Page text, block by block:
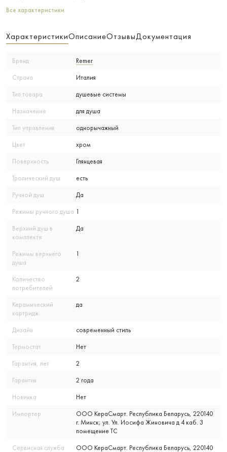
Все характеристики
ХарактеристикиОписаниеОтзывыДокументация
Бренд Remer
Страна Италия
Тип товара душевые системы
Назначение для душа
Тип управления однорычажный
Цвет хром
Поверхность Глянцевая
Тропический душ есть
Ручной душ Да
Режимы ручного душа 1
Верхний душ в
комплекте
Да
Режимы верхнего
душа
1
Количество
потребителей
2
Керамический
картридж
да
Дизайн современный стиль
Термостат Нет
Гарантия, лет 2
Гарантия 2 года
Новинка Нет
Импортер
ООО КераСмарт. Республика Беларусь, 220140
г. Минск; ул. Ул. Иосифа Жиновича д 4 каб. 3
помещение ТС
Сервисная служба
ООО КераСмарт. Республика Беларусь, 220140